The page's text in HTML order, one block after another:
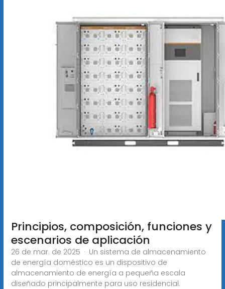
Principios, composición, funciones y
escenarios de aplicación
26 de mar. de 2025 · Un sistema de almacenamiento
de energía doméstico es un dispositivo de
almacenamiento de energía a pequeña escala
diseñado principalmente para uso residencial.